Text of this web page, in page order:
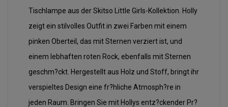
Tischlampe aus der Skitso Little Girls-Kollektion. Holly
zeigt ein stilvolles Outfit in zwei Farben mit einem
pinken Oberteil, das mit Sternen verziert ist, und
einem lebhaften roten Rock, ebenfalls mit Sternen
geschm?ckt. Hergestellt aus Holz und Stoff, bringt ihr
verspieltes Design eine fr?hliche Atmosph?re in
jeden Raum. Bringen Sie mit Hollys entz?ckender Pr?